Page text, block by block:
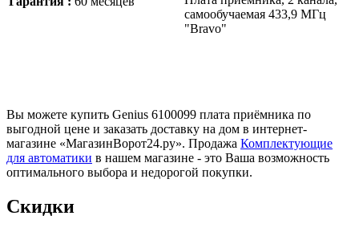
самообучаемая 433,9 МГц
"Bravo"
Вы можете купить Genius 6100099 плата приёмника по
выгодной цене и заказать доставку на дом в интернет-
магазине «МагазинВорот24.ру». Продажа Комплектующие
для автоматики в нашем магазине - это Ваша возможность
оптимального выбора и недорогой покупки.
Скидки